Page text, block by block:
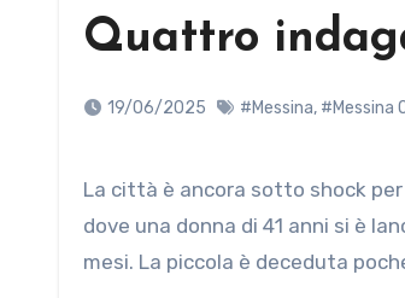
Quattro
19/06/2025 #Messina, #Messina
La città è ancora sotto shock per la tragedia avvenuta lunedì scorso nel rione di Santa Lucia Sopra Contesse,
dove una donna di 41 anni si è
mesi. La piccola è deceduta